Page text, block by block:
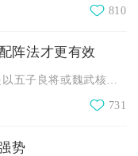
810
阵法才更有效
731
势